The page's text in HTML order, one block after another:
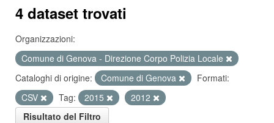
4 dataset trovati
Organizzazioni:
Comune di Genova - Direzione Corpo Polizia Locale
Cataloghi di origine:
Comune di Genova
Formati:
CSV
Tag: 2015
2012
Risultato del Filtro